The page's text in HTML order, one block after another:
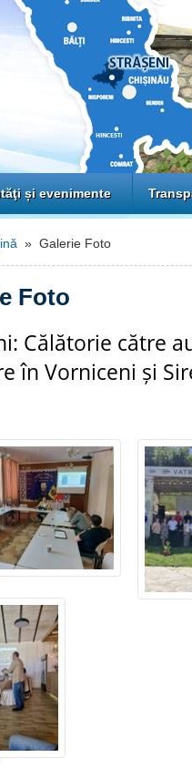
și evenimente
» Galerie Foto
Foto
Călătorie către
în Vorniceni și